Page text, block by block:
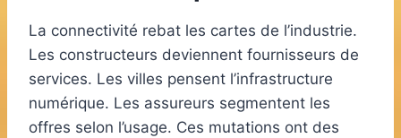
La connectivité rebat les cartes de l’industrie.
Les constructeurs deviennent fournisseurs de
services. Les villes pensent l’infrastructure
numérique. Les assureurs segmentent les
offres selon l’usage. Ces mutations ont des